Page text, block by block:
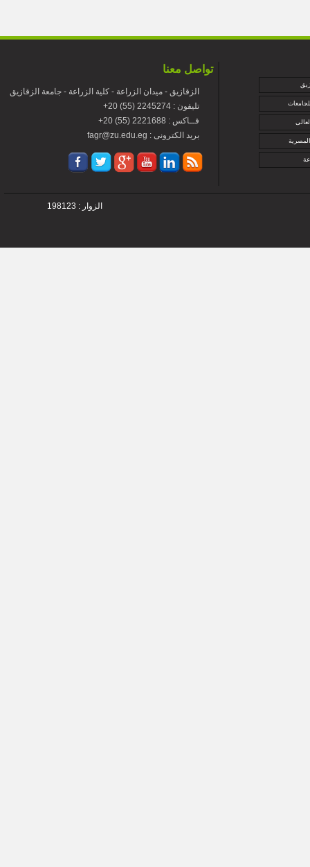
تواصل معنا
الزقازيق - ميدان الزراعة - كلية الزراعة - جامعة الزقازيق
+تليفون : 2245274 (55) 20
+فــاكس : 2221688 (55) 20
fagr@zu.edu.eg : بريد الكترونى
الزوار : 198123